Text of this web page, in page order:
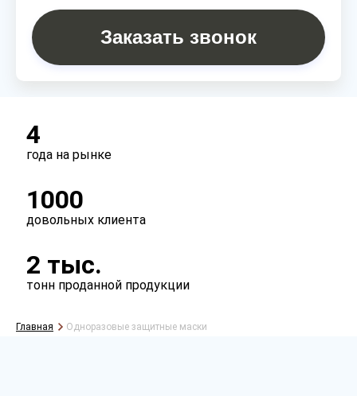
Заказать звонок
4
года на рынке
1000
довольных клиента
2 тыс.
тонн проданной продукции
Главная Одноразовые защитные маски